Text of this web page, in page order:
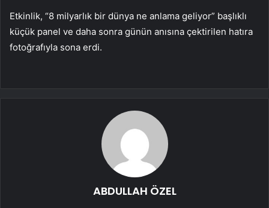
Etkinlik, “8 milyarlık bir dünya ne anlama geliyor” başlıklı
küçük panel ve daha sonra günün anısına çektirilen hatıra
fotoğrafıyla sona erdi.
ABDULLAH ÖZEL